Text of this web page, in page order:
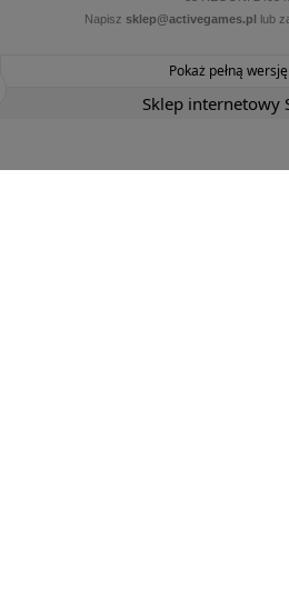
Napisz sklep@activegames.pl lub
Pokaż pełną
Sklep internetowy